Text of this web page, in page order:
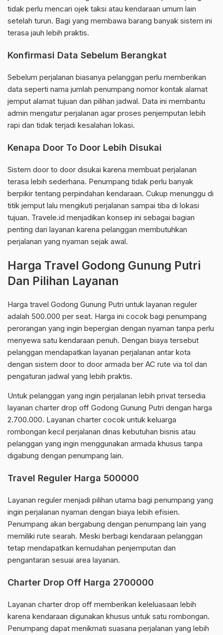
tidak perlu mencari ojek taksi atau kendaraan umum lain
setelah turun. Bagi yang membawa barang banyak sistem ini
terasa jauh lebih praktis.
Konfirmasi Data Sebelum Berangkat
Sebelum perjalanan biasanya pelanggan perlu memberikan
data seperti nama jumlah penumpang nomor kontak alamat
jemput alamat tujuan dan pilihan jadwal. Data ini membantu
admin mengatur perjalanan agar proses penjemputan lebih
rapi dan tidak terjadi kesalahan lokasi.
Kenapa Door To Door Lebih Disukai
Sistem door to door disukai karena membuat perjalanan
terasa lebih sederhana. Penumpang tidak perlu banyak
berpikir tentang perpindahan kendaraan. Cukup menunggu di
titik jemput lalu mengikuti perjalanan sampai tiba di lokasi
tujuan. Travele.id menjadikan konsep ini sebagai bagian
penting dari layanan karena pelanggan membutuhkan
perjalanan yang nyaman sejak awal.
Harga Travel Godong Gunung Putri
Dan Pilihan Layanan
Harga travel Godong Gunung Putri untuk layanan reguler
adalah 500.000 per seat. Harga ini cocok bagi penumpang
perorangan yang ingin bepergian dengan nyaman tanpa perlu
menyewa satu kendaraan penuh. Dengan biaya tersebut
pelanggan mendapatkan layanan perjalanan antar kota
dengan sistem door to door armada ber AC rute via tol dan
pengaturan jadwal yang lebih praktis.
Untuk pelanggan yang ingin perjalanan lebih privat tersedia
layanan charter drop off Godong Gunung Putri dengan harga
2.700.000. Layanan charter cocok untuk keluarga
rombongan kecil perjalanan dinas kebutuhan bisnis atau
pelanggan yang ingin menggunakan armada khusus tanpa
digabung dengan penumpang lain.
Travel Reguler Harga 500000
Layanan reguler menjadi pilihan utama bagi penumpang yang
ingin perjalanan nyaman dengan biaya lebih efisien.
Penumpang akan bergabung dengan penumpang lain yang
memiliki rute searah. Meski berbagi kendaraan pelanggan
tetap mendapatkan kemudahan penjemputan dan
pengantaran sesuai area layanan.
Charter Drop Off Harga 2700000
Layanan charter drop off memberikan keleluasaan lebih
karena kendaraan digunakan khusus untuk satu rombongan.
Penumpang dapat menikmati suasana perjalanan yang lebih